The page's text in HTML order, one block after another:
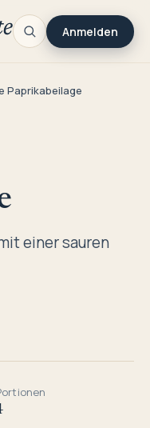
Anmelden
Paprikabeilage
einer sauren